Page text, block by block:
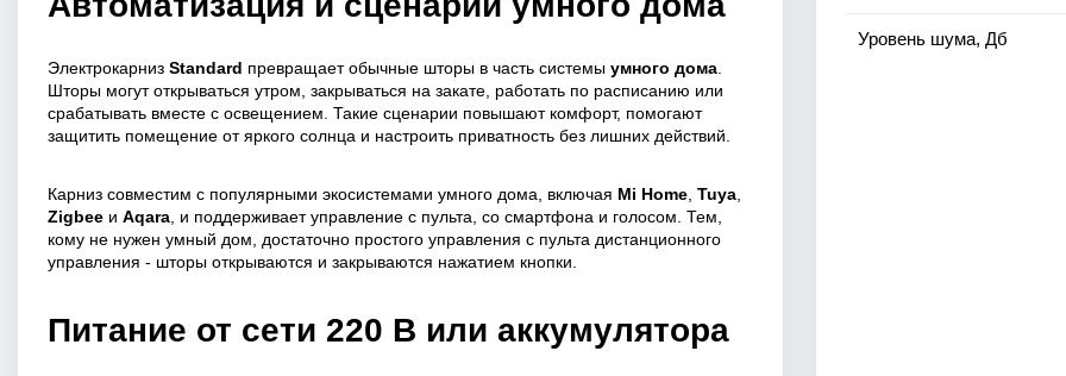
Электрокарниз Standard превращает обычные шторы в часть системы умного дома
Шторы могут открываться утром, закрываться на закате, работать по расписанию или
срабатывать вместе с освещением. Такие сценарии повышают комфорт, помогают
защитить помещение от яркого солнца и настроить приватность без лишних действий.
Карниз совместим с популярными экосистемами умного дома, включая Mi Home Tuya
Zigbee и Aqara , и поддерживает управление с пульта, со смартфона и голосом. Тем,
кому не нужен умный дом, достаточно простого управления с пульта дистанционного
управления - шторы открываются и закрываются нажатием кнопки.
Питание от сети 220 В или аккумулятора
Уровень шума, Дб